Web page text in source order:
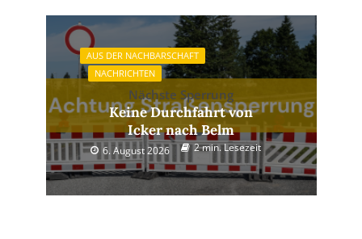
AUS DER NACHBARSCHAFT
NACHRICHTEN
Nächste Sperrung
Keine Durchfahrt von
Icker nach Belm
6. August 2026 2 min. Lesezeit